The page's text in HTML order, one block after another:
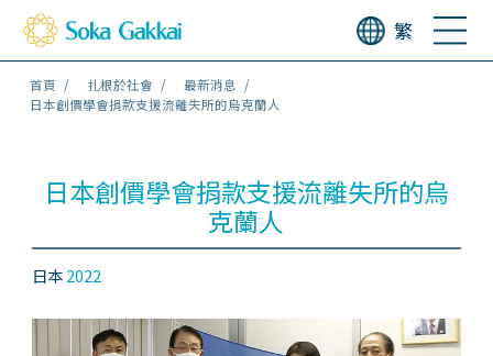
繁
首頁 扎根於社會
最新消息
日本創價學會捐款支援流離失所的烏克蘭人
日本創價學會捐款支援流離失所的烏
克蘭人
日本2022